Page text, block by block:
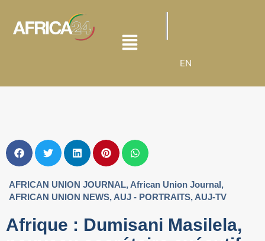
EN
AFRICAN UNION JOURNAL, African Union Journal,
AFRICAN UNION NEWS, AUJ - PORTRAITS, AUJ-TV
Afrique : Dumisani Masilela,